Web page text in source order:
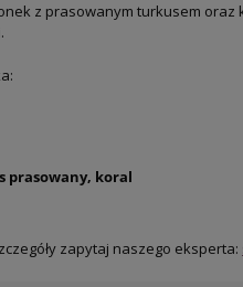
z prasowanym turkusem oraz
prasowany, koral
zapytaj naszego eksperta: